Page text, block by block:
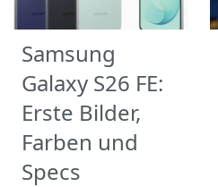
Samsung
Galaxy S26 FE:
Erste Bilder,
Farben und
Specs